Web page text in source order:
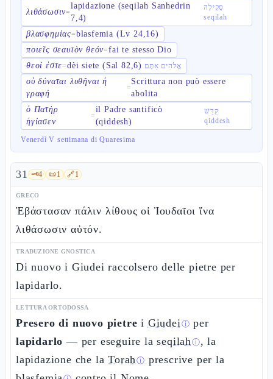
λιθάσωσιν=
lapidazione (seqilah Sanhedrin
7,4)
סְקִילָה
seqilah
βλασφημίας=blasfemia (Lv 24,16)
ποιεῖς σεαυτὸν θεόν=fai te stesso Dio
θεοί ἐστε=dèi siete (Sal 82,6) אֱלֹהִים אַתֶּם
οὐ δύναται λυθῆναι ἡ
γραφή
=
Scrittura non può essere
abolita
ὁ Πατὴρ
ἡγίασεν
=
il Padre santificò
(qiddesh)
קִדֵּשׁ
qiddesh
Venerdì V settimana di Quaresima
31 🗝️4 📜1 🔗1
GRECO
Ἐβάστασαν πάλιν λίθους οἱ Ἰουδαῖοι ἵνα
λιθάσωσιν αὐτόν.
TRADUZIONE GNOSTICA
Di nuovo i Giudei raccolsero delle pietre per
lapidarlo.
LETTURA ORTODOSSA
Presero di nuovo pietre i Giudeiⓘ per
lapidarlo — per eseguire laseqilahⓘ, la
lapidazione che laTorahⓘ prescrive per la